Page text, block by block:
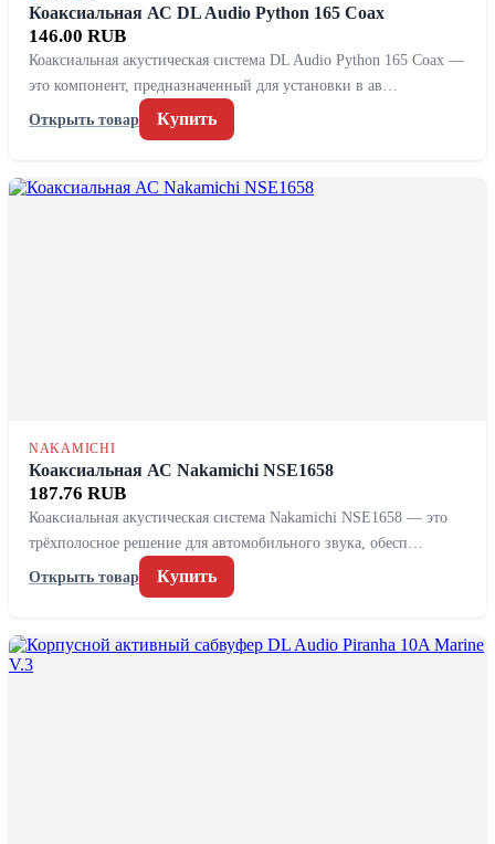
Коаксиальная АС DL Audio Python 165 Coax
146.00 RUB
Коаксиальная акустическая система DL Audio Python 165 Coax —
это компонент, предназначенный для установки в ав…
Открыть товар
Купить
NAKAMICHI
Коаксиальная АС Nakamichi NSE1658
187.76 RUB
Коаксиальная акустическая система Nakamichi NSE1658 — это
трёхполосное решение для автомобильного звука, обесп…
Открыть товар
Купить